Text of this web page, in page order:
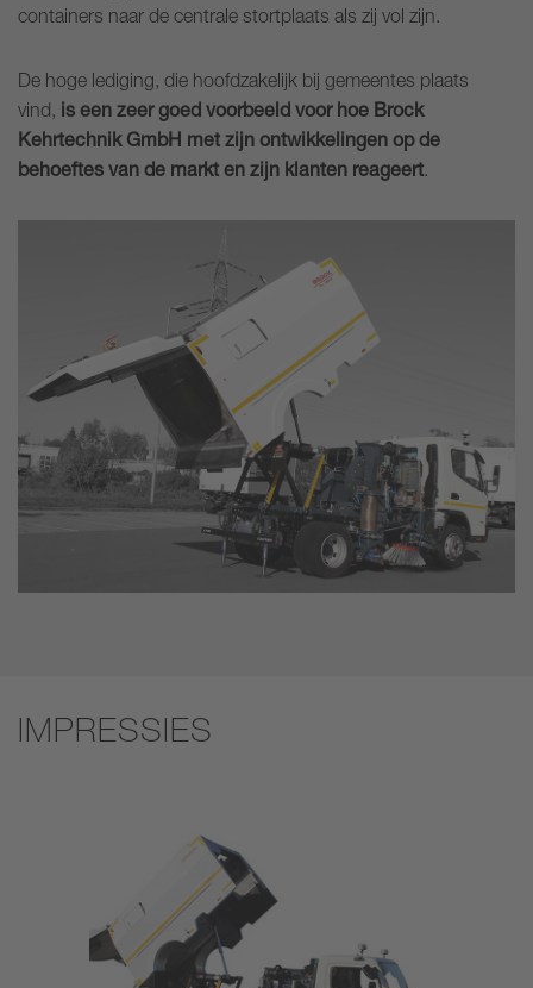
containers naar de centrale stortplaats als zij vol zijn.
De hoge lediging, die hoofdzakelijk bij gemeentes plaats
vind, is een zeer goed voorbeeld voor hoe Brock
Kehrtechnik GmbH met zijn ontwikkelingen op de
behoeftes van de markt en zijn klanten reageert.
IMPRESSIES